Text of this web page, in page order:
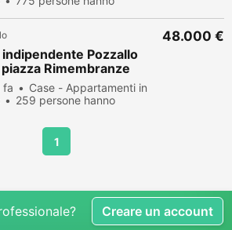
indipendente Pozzallo
Rimembranze
fa
Case - Appartamenti in
259 persone hanno
48.000 €
1
Creare un account